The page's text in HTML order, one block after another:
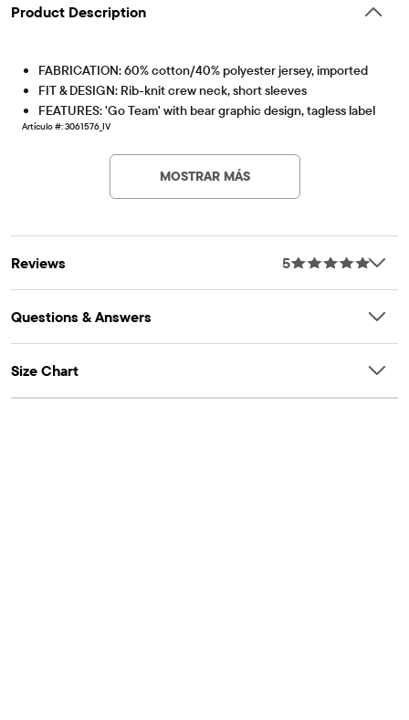
Product Description
FABRICATION: 60% cotton/40% polyester jersey, imported
FIT & DESIGN: Rib-knit crew neck, short sleeves
FEATURES: 'Go Team' with bear graphic design, tagless label
Artículo #: 3061576_IV
MOSTRAR MÁS
Reviews 5
Questions & Answers
Size Chart